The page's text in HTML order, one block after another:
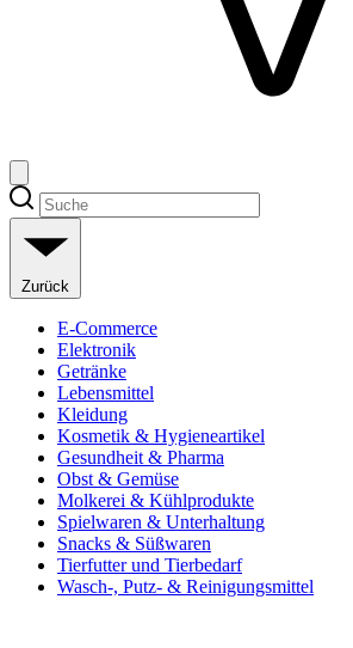
Zurück
E-Commerce
Elektronik
Getränke
Lebensmittel
Kleidung
Kosmetik & Hygieneartikel
Gesundheit & Pharma
Obst & Gemüse
Molkerei & Kühlprodukte
Spielwaren & Unterhaltung
Snacks & Süßwaren
Tierfutter und Tierbedarf
Wasch-, Putz- & Reinigungsmittel